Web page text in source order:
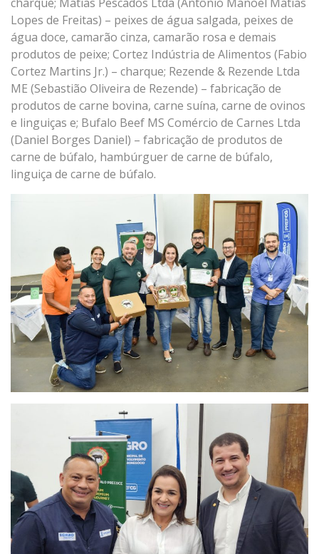
Lopes de Freitas) – peixes de água salgada, peixes de
água doce, camarão cinza, camarão rosa e demais
produtos de peixe; Cortez Indústria de Alimentos (Fabio
Cortez Martins Jr.) – charque; Rezende & Rezende Ltda
ME (Sebastião Oliveira de Rezende) – fabricação de
produtos de carne bovina, carne suína, carne de ovinos
e linguiças e; Bufalo Beef MS Comércio de Carnes Ltda
(Daniel Borges Daniel) – fabricação de produtos de
carne de búfalo, hambúrguer de carne de búfalo,
linguiça de carne de búfalo.